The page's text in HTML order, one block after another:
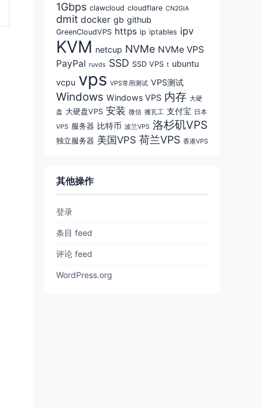
1Gbps clawcloud cloudflare CN2GIA
dmit docker gb github
GreenCloudVPS https ip iptables ipv
KVM netcup NVMe NVMe VPS
PayPal ruvds SSD SSD VPS t ubuntu
vcpu vps VPS常用测试 VPS测试
Windows Windows VPS 内存 大硬
盘 大硬盘VPS 安装 微信 搬瓦工 支付宝 日本
VPS 服务器 比特币 波兰VPS 洛杉矶VPS
独立服务器 美国VPS 荷兰VPS 香港VPS
其他操作
登录
条目 feed
评论 feed
WordPress.org